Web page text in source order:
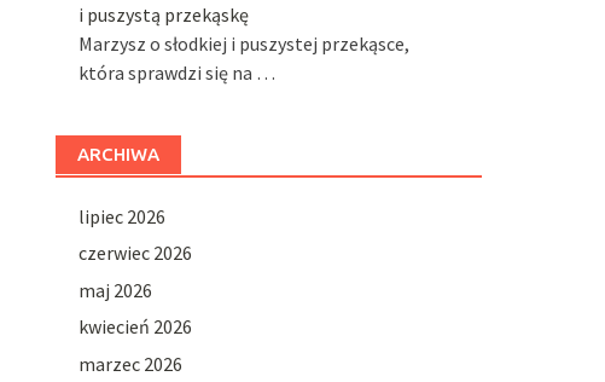
i puszystą przekąskę
Marzysz o słodkiej i puszystej przekąsce,
która sprawdzi się na …
ARCHIWA
lipiec 2026
czerwiec 2026
maj 2026
kwiecień 2026
marzec 2026